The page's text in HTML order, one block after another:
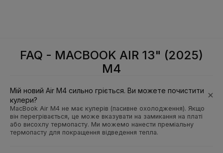
FAQ - MACBOOK AIR 13" (2025)
M4
Мій новий Air M4 сильно гріється. Ви можете почистити
кулери?
MacBook Air M4 не має кулерів (пасивне охолодження). Якщо
він перегрівається, це може вказувати на замикання на платі
або висохлу термопасту. Ми можемо нанести преміальну
термопасту для покращення відведення тепла.